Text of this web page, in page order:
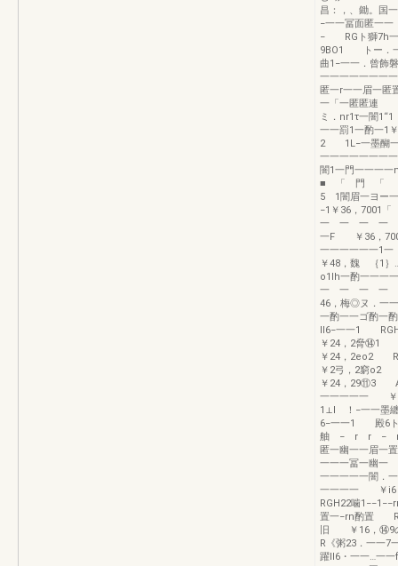
昌：，、鋤。国
−一一冨面匿一
− RGト獅7h一
9BO1 トー．一
曲1−一一．曾飾
一一一一一一一
匿一r一一眉一
一「一匿匿連
ミ．nr1τ一闇
一一罰1一酌一1
2 1L−一墨醐
一一一一一一
闇1一門一一
■ 「 門 「
5 1闇眉一ヨー
−1￥36，
一 一 一 一 一
一F ￥36
一一一一一一1
￥48，魏 ｛1
o1lh一酌一一
一 一 一
46，梅◎ヌ．一
一酌一一ゴ酌一
ll6−一一1
￥24，2脅⑭1
￥24，2eo2
￥2弓，2窮o2
￥24，29⑪3 A
一一一一一 ￥
1⊥l ！−一一
6−一一1 殿
舳 − r r − r ￥
匿一幽一一眉
一一一冨一幽
一一一一一闇．
一一一一 ￥i6
RGH22噛
置一−rn酌置
旧 ￥16，⑭9
R《粥23．一一
躍ll6・一一…一